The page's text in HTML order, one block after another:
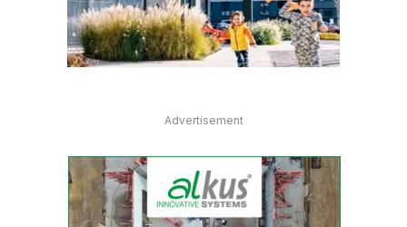
Advertisement